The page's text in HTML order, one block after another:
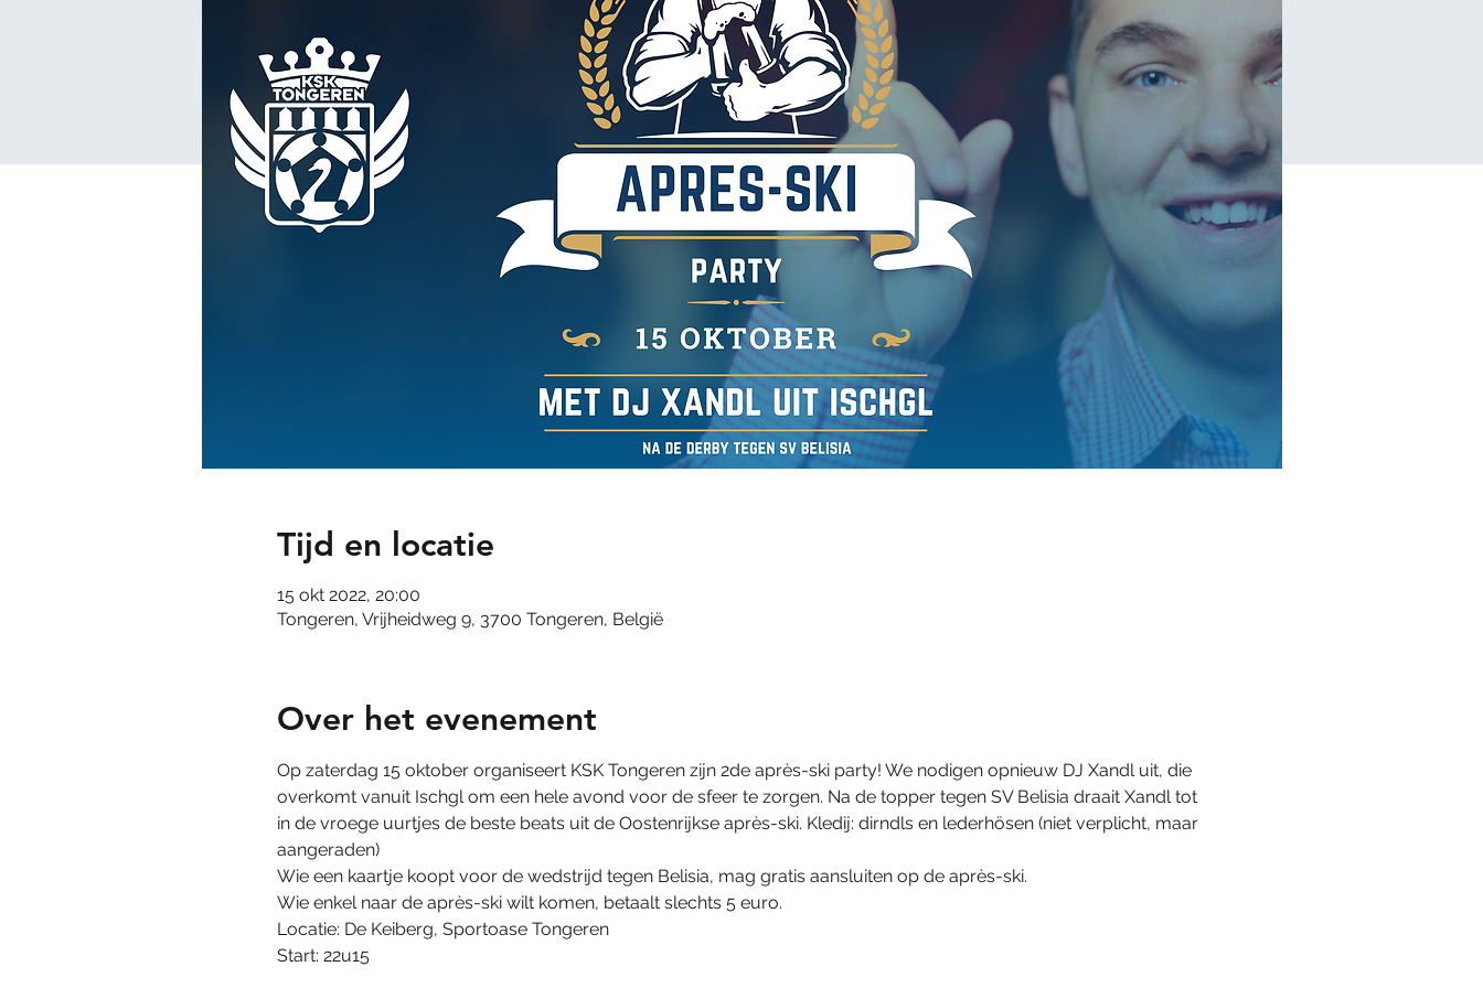
Tijd en locatie
15 okt 2022, 20:00
Tongeren, Vrijheidweg 9, 3700 Tongeren, België
Over het evenement
Op zaterdag 15 oktober organiseert KSK Tongeren zijn 2de après-ski party! We nodigen opnieuw DJ Xandl uit, die
overkomt vanuit Ischgl om een hele avond voor de sfeer te zorgen. Na de topper tegen SV Belisia draait Xandl tot
in de vroege uurtjes de beste beats uit de Oostenrijkse après-ski. Kledij: dirndls en lederhösen (niet verplicht, maar
aangeraden)
Wie een kaartje koopt voor de wedstrijd tegen Belisia, mag gratis aansluiten op de après-ski.
Wie enkel naar de après-ski wilt komen, betaalt slechts 5 euro.
Locatie: De Keiberg, Sportoase Tongeren
Start: 22u15